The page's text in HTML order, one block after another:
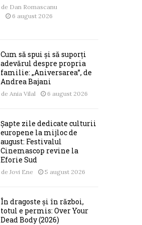
de Dan Romascanu
6 august 2026
Cum să spui și să suporți
adevărul despre propria
familie: „Aniversarea”, de
Andrea Bajani
de Ania Vilal 6 august 2026
Șapte zile dedicate culturii
europene la mijloc de
august: Festivalul
Cinemascop revine la
Eforie Sud
de Jovi Ene 5 august 2026
În dragoste și în război,
totul e permis: Over Your
Dead Body (2026)